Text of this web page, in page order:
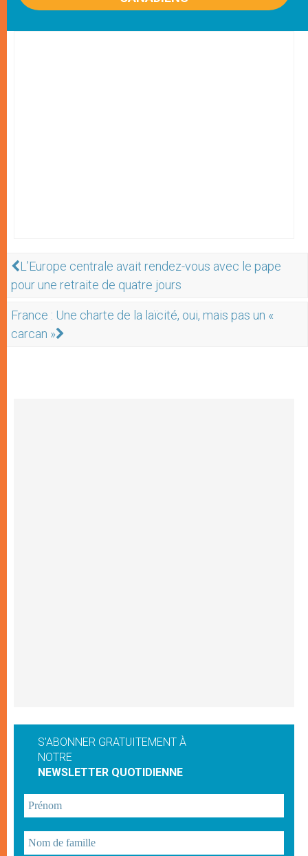
L’Europe centrale avait rendez-vous avec le pape
pour une retraite de quatre jours
France : Une charte de la laïcité, oui, mais pas un «
carcan »
S'ABONNER GRATUITEMENT À
NOTRE
NEWSLETTER QUOTIDIENNE